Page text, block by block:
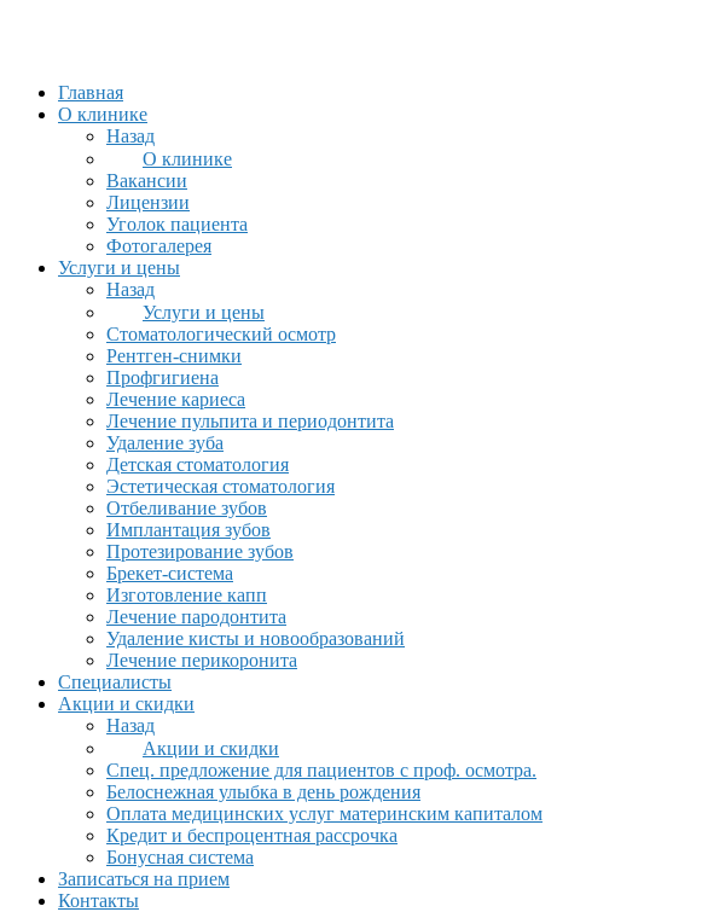
Главная
О клинике
Назад
О клинике
Вакансии
Лицензии
Уголок пациента
Фотогалерея
Услуги и цены
Назад
Услуги и цены
Стоматологический осмотр
Рентген-снимки
Профгигиена
Лечение кариеса
Лечение пульпита и периодонтита
Удаление зуба
Детская стоматология
Эстетическая стоматология
Отбеливание зубов
Имплантация зубов
Протезирование зубов
Брекет-система
Изготовление капп
Лечение пародонтита
Удаление кисты и новообразований
Лечение перикоронита
Специалисты
Акции и скидки
Назад
Акции и скидки
Спец. предложение для пациентов с проф. осмотра.
Белоснежная улыбка в день рождения
Оплата медицинских услуг материнским капиталом
Кредит и беспроцентная рассрочка
Бонусная система
Записаться на прием
Контакты